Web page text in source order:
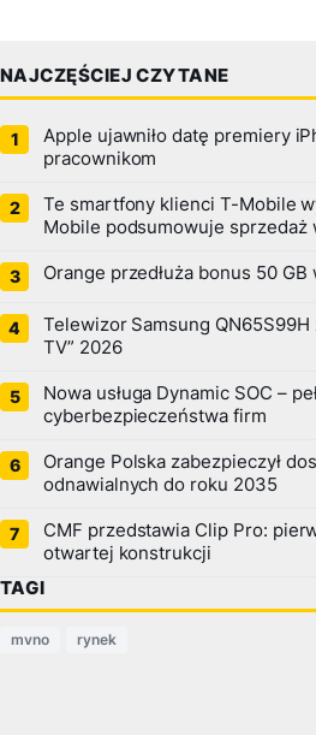
NAJCZĘŚCIEJ CZYTANE
Apple ujawniło datę premiery
pracownikom
Te smartfony klienci T-Mobile
Mobile podsumowuje sprzedaż
Orange przedłuża bonus 50
Telewizor Samsung QN65S99H
TV” 2026
Nowa usługa Dynamic SOC –
cyberbezpieczeństwa firm
Orange Polska zabezpieczył
odnawialnych do roku 2035
CMF przedstawia Clip Pro:
otwartej konstrukcji
TAGI
mvno rynek